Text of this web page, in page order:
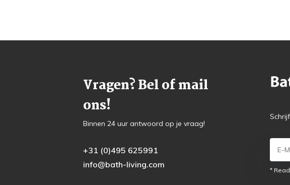
Vragen? Bel of mail
ons!
Binnen 24 uur antwoord op je vraag!
+31 (0)495 625991
info@bath-living.com
*